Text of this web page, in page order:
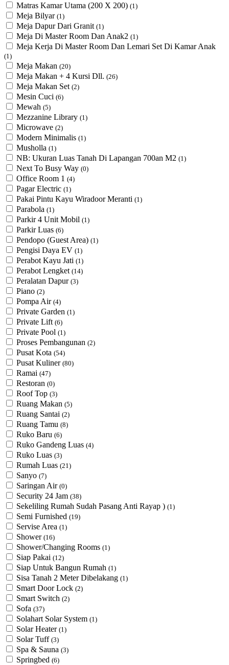
Matras Kamar Utama (200 X 200) (1)
Meja Bilyar (1)
Meja Dapur Dari Granit (1)
Meja Di Master Room Dan Anak2 (1)
Meja Kerja Di Master Room Dan Lemari Set Di Kamar Anak
(1)
Meja Makan (20)
Meja Makan + 4 Kursi Dll. (26)
Meja Makan Set (2)
Mesin Cuci (6)
Mewah (5)
Mezzanine Library (1)
Microwave (2)
Modern Minimalis (1)
Musholla (1)
NB: Ukuran Luas Tanah Di Lapangan 700an M2 (1)
Next To Busy Way (0)
Office Room 1 (4)
Pagar Electric (1)
Pakai Pintu Kayu Wiradoor Meranti (1)
Parabola (1)
Parkir 4 Unit Mobil (1)
Parkir Luas (6)
Pendopo (Guest Area) (1)
Pengisi Daya EV (1)
Perabot Kayu Jati (1)
Perabot Lengket (14)
Peralatan Dapur (3)
Piano (2)
Pompa Air (4)
Private Garden (1)
Private Lift (6)
Private Pool (1)
Proses Pembangunan (2)
Pusat Kota (54)
Pusat Kuliner (80)
Ramai (47)
Restoran (0)
Roof Top (3)
Ruang Makan (5)
Ruang Santai (2)
Ruang Tamu (8)
Ruko Baru (6)
Ruko Gandeng Luas (4)
Ruko Luas (3)
Rumah Luas (21)
Sanyo (7)
Saringan Air (0)
Security 24 Jam (38)
Sekeliling Rumah Sudah Pasang Anti Rayap ) (1)
Semi Furnished (19)
Servise Area (1)
Shower (16)
Shower/Changing Rooms (1)
Siap Pakai (12)
Siap Untuk Bangun Rumah (1)
Sisa Tanah 2 Meter Dibelakang (1)
Smart Door Lock (2)
Smart Switch (2)
Sofa (37)
Solahart Solar System (1)
Solar Heater (1)
Solar Tuff (3)
Spa & Sauna (3)
Springbed (6)